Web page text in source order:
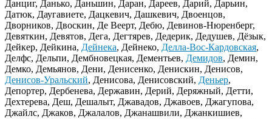
Данциг, Данько, Даньшин, Даран, Дареев, Дарий, Дарьин,
Датюк, Даугавиете, Дацкевич, Дашкевич, Двоенцов,
Дворников, Двоскин, Де Веерт, Дебю, Девинов-Нюренберг,
Девяткин, Девятов, Дега, Дегтярев, Дедерик, Дедушев, Дёзык,
Дейкер, Дейкина, Дейнека, Дейнеко, Делла-Вос-Кардовская,
Делфс, Дельпи, Дембновецкая, Дементьев, Демидов, Демин,
Демко, Демьянов, Дени, Денисенко, Денискин, Денисов,
Денисов-Уральский, Денисова, Денисовский, Деньер,
Депортер, Дербенева, Державин, Дерий, Деряжный, Детти,
Дехтерева, Деш, Дешалыт, Джавадов, Джавоев, Джагупова,
Джайлс, Джаков, Джалалов, Джанашвили, Джанкишиев,